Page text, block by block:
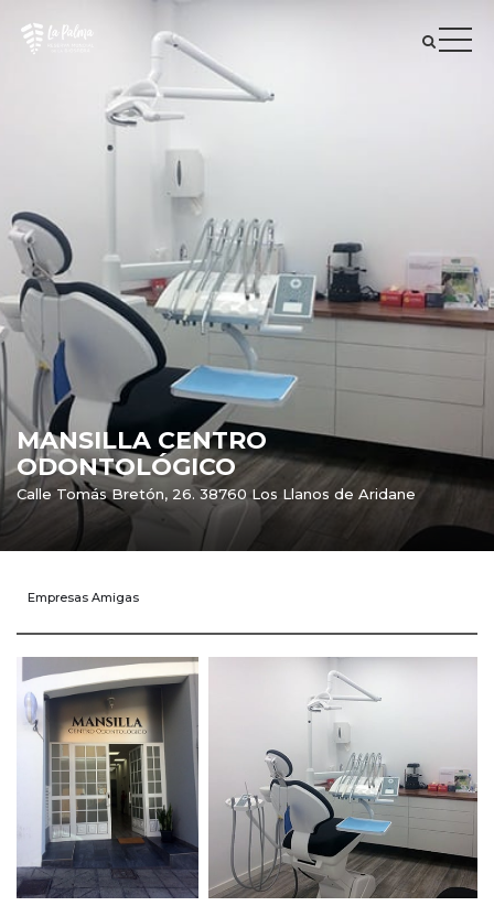
MANSILLA CENTRO
ODONTOLÓGICO
Calle Tomás Bretón, 26. 38760 Los Llanos de Aridane
Empresas Amigas